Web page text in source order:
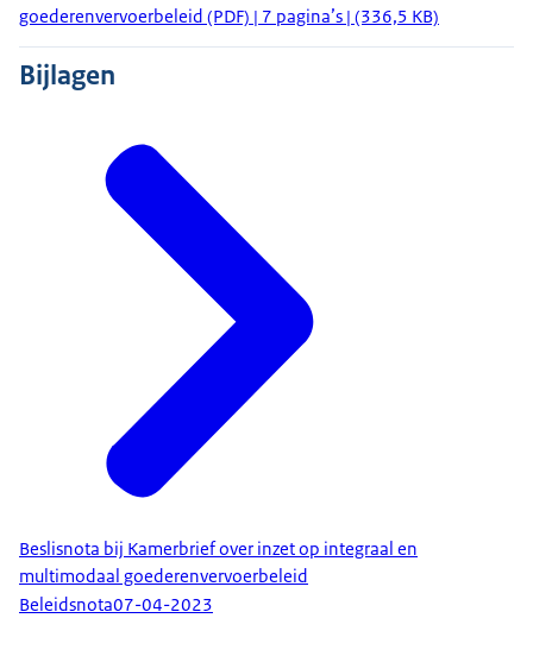
goederenvervoerbeleid (PDF) | 7 pagina’s | (336,5 KB)
Bijlagen
Beslisnota bij Kamerbrief over inzet op integraal en
multimodaal goederenvervoerbeleid
Beleidsnota07-04-2023